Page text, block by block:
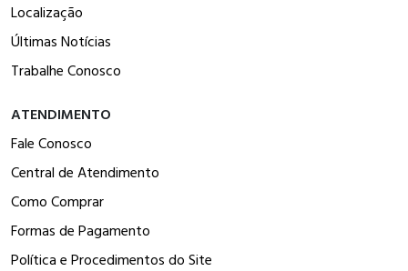
Localização
Últimas Notícias
Trabalhe Conosco
ATENDIMENTO
Fale Conosco
Central de Atendimento
Como Comprar
Formas de Pagamento
Política e Procedimentos do Site